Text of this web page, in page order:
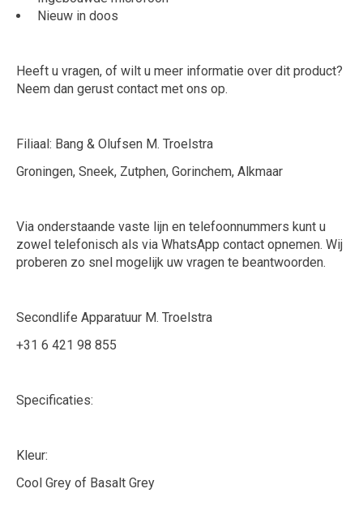
Nieuw in doos
Heeft u vragen, of wilt u meer informatie over dit product?
Neem dan gerust contact met ons op.
Filiaal: Bang & Olufsen M. Troelstra
Groningen, Sneek, Zutphen, Gorinchem, Alkmaar
Via onderstaande vaste lijn en telefoonnummers kunt u
zowel telefonisch als via WhatsApp contact opnemen. Wij
proberen zo snel mogelijk uw vragen te beantwoorden.
Secondlife Apparatuur M. Troelstra
+31 6 421 98 855
Specificaties:
Kleur:
Cool Grey of Basalt Grey